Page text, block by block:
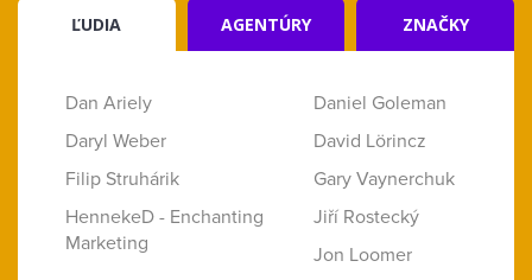
ĽUDIA AGENTÚRY ZNAČKY
Dan Ariely
Daniel Goleman
Daryl Weber
David Lörincz
Filip Struhárik
Gary Vaynerchuk
HennekeD - Enchanting
Marketing
Jiří Rostecký
Jon Loomer